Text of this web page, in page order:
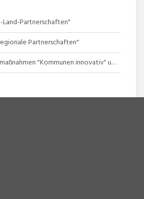
Partnerschaften"
Partnerschaften"
BMBF-Fördermaßnahmen "Kommunen innovativ" und "REGION.innovativ-Kreislaufwirtschaft"